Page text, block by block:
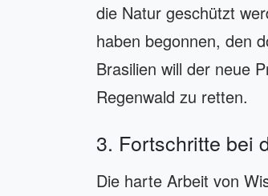
die Natur geschützt
haben begonnen, den
Brasilien will der neue
Regenwald zu retten.
3. Fortschritte bei
Die harte Arbeit von